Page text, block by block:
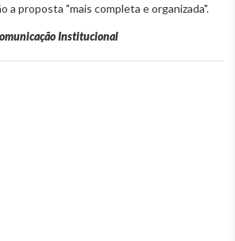
a proposta "mais completa e organizada".
Institucional